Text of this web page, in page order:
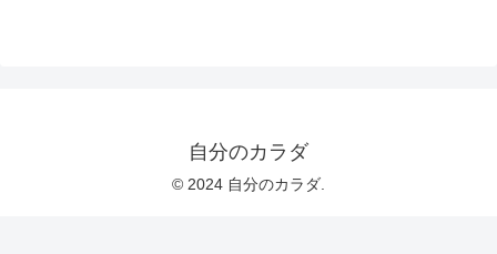
自分のカラダ
© 2024 自分のカラダ.